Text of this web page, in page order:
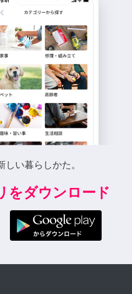
しい暮らしかた。
をダウンロード